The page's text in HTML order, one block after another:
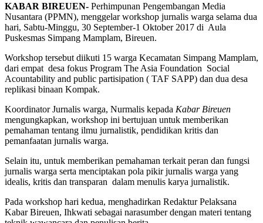
KABAR BIREUEN- Perhimpunan Pengembangan Media
Nusantara (PPMN), menggelar workshop jurnalis warga selama dua
hari, Sabtu-Minggu, 30 September-1 Oktober 2017 di Aula
Puskesmas Simpang Mamplam, Bireuen.
Workshop tersebut diikuti 15 warga Kecamatan Simpang Mamplam,
dari empat desa fokus Program The Asia Foundation Social
Acountability and public partisipation ( TAF SAPP) dan dua desa
replikasi binaan Kompak.
Koordinator Jurnalis warga, Nurmalis kepada Kabar Bireuen
mengungkapkan, workshop ini bertujuan untuk memberikan
pemahaman tentang ilmu jurnalistik, pendidikan kritis dan
pemanfaatan jurnalis warga.
Selain itu, untuk memberikan pemahaman terkait peran dan fungsi
jurnalis warga serta menciptakan pola pikir jurnalis warga yang
idealis, kritis dan transparan dalam menulis karya jurnalistik.
Pada workshop hari kedua, menghadirkan Redaktur Pelaksana
Kabar Bireuen, Ihkwati sebagai narasumber dengan materi tentang